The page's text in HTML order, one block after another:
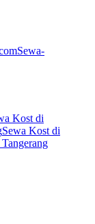
Sewa-
Kost di
Sewa Kost di